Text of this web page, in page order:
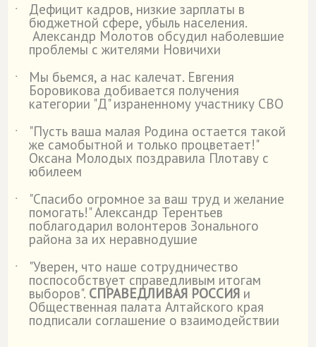
˙ Дефицит кадров, низкие зарплаты в
бюджетной сфере, убыль населения.
Александр Молотов обсудил наболевшие
проблемы с жителями Новичихи
˙
Мы бьемся, а нас калечат. Евгения
Боровикова добивается получения
категории "Д" израненному участнику СВО
˙
"Пусть ваша малая Родина остается такой
же самобытной и только процветает!"
Оксана Молодых поздравила Плотаву с
юбилеем
˙
"Спасибо огромное за ваш труд и желание
помогать!" Александр Терентьев
поблагодарил волонтеров Зонального
района за их неравнодушие
˙
"Уверен, что наше сотрудничество
поспособствует справедливым итогам
выборов". СПРАВЕДЛИВАЯ РОССИЯ и
Общественная палата Алтайского края
подписали соглашение о взаимодействии